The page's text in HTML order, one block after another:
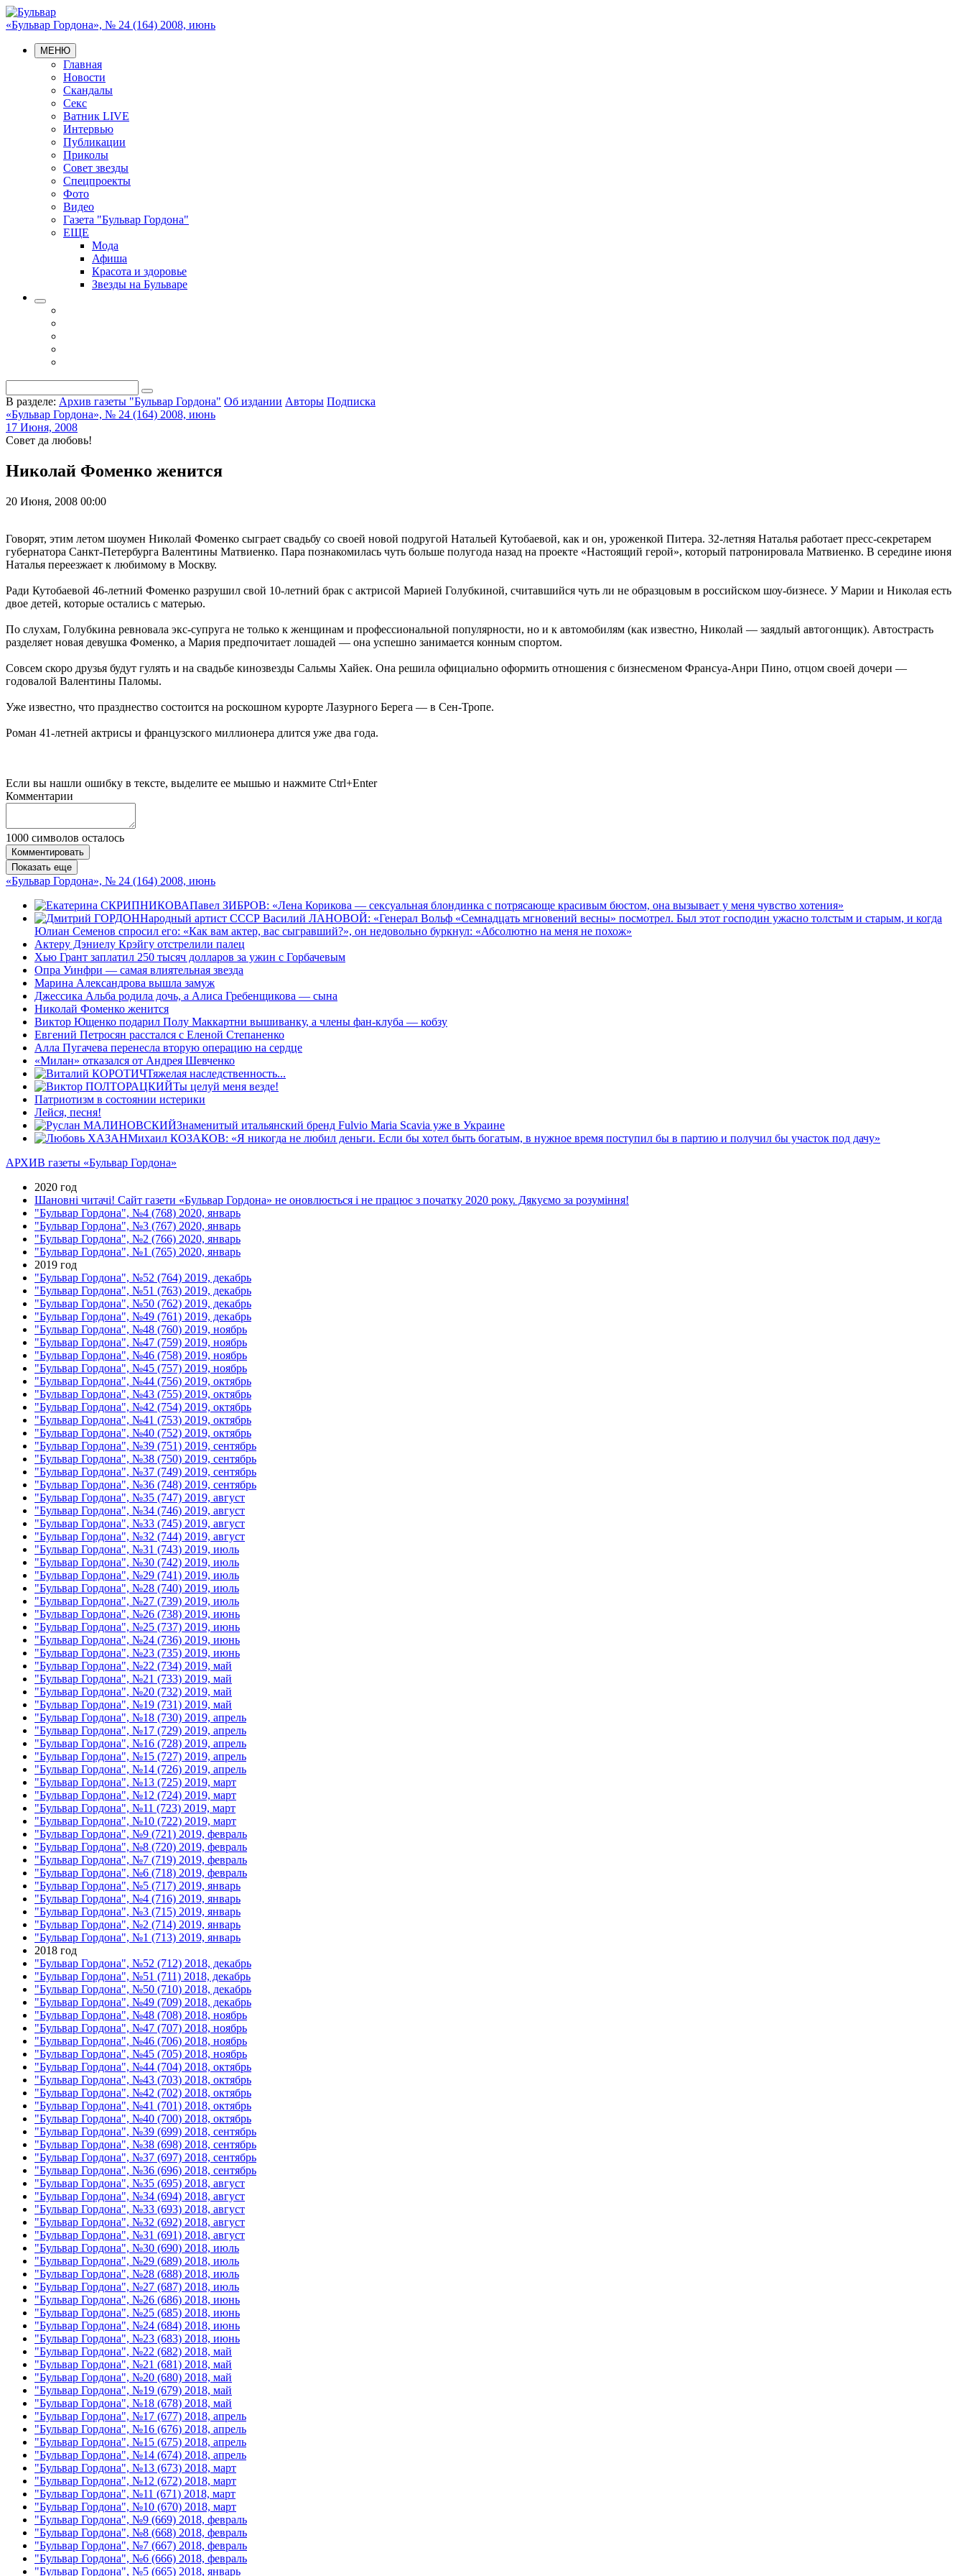
«Бульвар Гордона», № 24 (164) 2008, июнь
МЕНЮ
Главная
Новости
Скандалы
Секс
Ватник LIVE
Интервью
Публикации
Приколы
Совет звезды
Спецпроекты
Фото
Видео
Газета "Бульвар Гордона"
ЕЩЕ
Мода
Афиша
Красота и здоровье
Звезды на Бульваре
В разделе: Архив газеты "Бульвар Гордона" Об издании Авторы Подписка
«Бульвар Гордона», № 24 (164) 2008, июнь
17 Июня, 2008
Совет да любовь!
Николай Фоменко женится
20 Июня, 2008 00:00
Говорят, этим летом шоумен Николай Фоменко сыграет свадьбу со своей новой подругой Натальей Кутобаевой, как и он, уроженкой Питера. 32-летняя Наталья работает пресс-секретарем
губернатора Санкт-Петербурга Валентины Матвиенко. Пара познакомилась чуть больше полугода назад на проекте «Настоящий герой», который патронировала Матвиенко. В середине июня
Наталья переезжает к любимому в Москву.
Ради Кутобаевой 46-летний Фоменко разрушил свой 10-летний брак с актрисой Марией Голубкиной, считавшийся чуть ли не образцовым в российском шоу-бизнесе. У Марии и Николая есть
двое детей, которые остались с матерью.
По слухам, Голубкина ревновала экс-супруга не только к женщинам и профессиональной популярности, но и к автомобилям (как известно, Николай — заядлый автогонщик). Автострасть
разделяет новая девушка Фоменко, а Мария предпочитает лошадей — она успешно занимается конным спортом.
Совсем скоро друзья будут гулять и на свадьбе кинозвезды Сальмы Хайек. Она решила официально оформить отношения с бизнесменом Франсуа-Анри Пино, отцом своей дочери —
годовалой Валентины Паломы.
Уже известно, что празднество состоится на роскошном курорте Лазурного Берега — в Сен-Тропе.
Роман 41-летней актрисы и французского миллионера длится уже два года.
Если вы нашли ошибку в тексте, выделите ее мышью и нажмите Ctrl+Enter
Комментарии
1000 символов осталось
Комментировать
Показать еще
«Бульвар Гордона», № 24 (164) 2008, июнь
Павел ЗИБРОВ: «Лена Корикова — сексуальная блондинка с потрясающе красивым бюстом, она вызывает у меня чувство хотения»
Народный артист СССР Василий ЛАНОВОЙ: «Генерал Вольф «Семнадцать мгновений весны» посмотрел. Был этот господин ужасно толстым и старым, и когда
Юлиан Семенов спросил его: «Как вам актер, вас сыгравший?», он недовольно буркнул: «Абсолютно на меня не похож»
Актеру Дэниелу Крэйгу отстрелили палец
Хью Грант заплатил 250 тысяч долларов за ужин с Горбачевым
Опра Уинфри — самая влиятельная звезда
Марина Александрова вышла замуж
Джессика Альба родила дочь, а Алиса Гребенщикова — сына
Николай Фоменко женится
Виктор Ющенко подарил Полу Маккартни вышиванку, а члены фан-клуба — кобзу
Евгений Петросян раcстался с Еленой Степаненко
Алла Пугачева перенесла вторую операцию на сердце
«Милан» отказался от Андрея Шевченко
Тяжелая наследственность...
Ты целуй меня везде!
Патриотизм в состоянии истерики
Лейся, песня!
Знаменитый итальянский бренд Fulvio Maria Scavia уже в Украине
Михаил КОЗАКОВ: «Я никогда не любил деньги. Если бы хотел быть богатым, в нужное время поступил бы в партию и получил бы участок под дачу»
АРХИВ газеты «Бульвар Гордона»
2020 год
Шановні читачі! Сайт газети «Бульвар Гордона» не оновлюється і не працює з початку 2020 року. Дякуємо за розуміння!
"Бульвар Гордона", №4 (768) 2020, январь
"Бульвар Гордона", №3 (767) 2020, январь
"Бульвар Гордона", №2 (766) 2020, январь
"Бульвар Гордона", №1 (765) 2020, январь
2019 год
"Бульвар Гордона", №52 (764) 2019, декабрь
"Бульвар Гордона", №51 (763) 2019, декабрь
"Бульвар Гордона", №50 (762) 2019, декабрь
"Бульвар Гордона", №49 (761) 2019, декабрь
"Бульвар Гордона", №48 (760) 2019, ноябрь
"Бульвар Гордона", №47 (759) 2019, ноябрь
"Бульвар Гордона", №46 (758) 2019, ноябрь
"Бульвар Гордона", №45 (757) 2019, ноябрь
"Бульвар Гордона", №44 (756) 2019, октябрь
"Бульвар Гордона", №43 (755) 2019, октябрь
"Бульвар Гордона", №42 (754) 2019, октябрь
"Бульвар Гордона", №41 (753) 2019, октябрь
"Бульвар Гордона", №40 (752) 2019, октябрь
"Бульвар Гордона", №39 (751) 2019, сентябрь
"Бульвар Гордона", №38 (750) 2019, сентябрь
"Бульвар Гордона", №37 (749) 2019, сентябрь
"Бульвар Гордона", №36 (748) 2019, сентябрь
"Бульвар Гордона", №35 (747) 2019, август
"Бульвар Гордона", №34 (746) 2019, август
"Бульвар Гордона", №33 (745) 2019, август
"Бульвар Гордона", №32 (744) 2019, август
"Бульвар Гордона", №31 (743) 2019, июль
"Бульвар Гордона", №30 (742) 2019, июль
"Бульвар Гордона", №29 (741) 2019, июль
"Бульвар Гордона", №28 (740) 2019, июль
"Бульвар Гордона", №27 (739) 2019, июль
"Бульвар Гордона", №26 (738) 2019, июнь
"Бульвар Гордона", №25 (737) 2019, июнь
"Бульвар Гордона", №24 (736) 2019, июнь
"Бульвар Гордона", №23 (735) 2019, июнь
"Бульвар Гордона", №22 (734) 2019, май
"Бульвар Гордона", №21 (733) 2019, май
"Бульвар Гордона", №20 (732) 2019, май
"Бульвар Гордона", №19 (731) 2019, май
"Бульвар Гордона", №18 (730) 2019, апрель
"Бульвар Гордона", №17 (729) 2019, апрель
"Бульвар Гордона", №16 (728) 2019, апрель
"Бульвар Гордона", №15 (727) 2019, апрель
"Бульвар Гордона", №14 (726) 2019, апрель
"Бульвар Гордона", №13 (725) 2019, март
"Бульвар Гордона", №12 (724) 2019, март
"Бульвар Гордона", №11 (723) 2019, март
"Бульвар Гордона", №10 (722) 2019, март
"Бульвар Гордона", №9 (721) 2019, февраль
"Бульвар Гордона", №8 (720) 2019, февраль
"Бульвар Гордона", №7 (719) 2019, февраль
"Бульвар Гордона", №6 (718) 2019, февраль
"Бульвар Гордона", №5 (717) 2019, январь
"Бульвар Гордона", №4 (716) 2019, январь
"Бульвар Гордона", №3 (715) 2019, январь
"Бульвар Гордона", №2 (714) 2019, январь
"Бульвар Гордона", №1 (713) 2019, январь
2018 год
"Бульвар Гордона", №52 (712) 2018, декабрь
"Бульвар Гордона", №51 (711) 2018, декабрь
"Бульвар Гордона", №50 (710) 2018, декабрь
"Бульвар Гордона", №49 (709) 2018, декабрь
"Бульвар Гордона", №48 (708) 2018, ноябрь
"Бульвар Гордона", №47 (707) 2018, ноябрь
"Бульвар Гордона", №46 (706) 2018, ноябрь
"Бульвар Гордона", №45 (705) 2018, ноябрь
"Бульвар Гордона", №44 (704) 2018, октябрь
"Бульвар Гордона", №43 (703) 2018, октябрь
"Бульвар Гордона", №42 (702) 2018, октябрь
"Бульвар Гордона", №41 (701) 2018, октябрь
"Бульвар Гордона", №40 (700) 2018, октябрь
"Бульвар Гордона", №39 (699) 2018, сентябрь
"Бульвар Гордона", №38 (698) 2018, сентябрь
"Бульвар Гордона", №37 (697) 2018, сентябрь
"Бульвар Гордона", №36 (696) 2018, сентябрь
"Бульвар Гордона", №35 (695) 2018, август
"Бульвар Гордона", №34 (694) 2018, август
"Бульвар Гордона", №33 (693) 2018, август
"Бульвар Гордона", №32 (692) 2018, август
"Бульвар Гордона", №31 (691) 2018, август
"Бульвар Гордона", №30 (690) 2018, июль
"Бульвар Гордона", №29 (689) 2018, июль
"Бульвар Гордона", №28 (688) 2018, июль
"Бульвар Гордона", №27 (687) 2018, июль
"Бульвар Гордона", №26 (686) 2018, июнь
"Бульвар Гордона", №25 (685) 2018, июнь
"Бульвар Гордона", №24 (684) 2018, июнь
"Бульвар Гордона", №23 (683) 2018, июнь
"Бульвар Гордона", №22 (682) 2018, май
"Бульвар Гордона", №21 (681) 2018, май
"Бульвар Гордона", №20 (680) 2018, май
"Бульвар Гордона", №19 (679) 2018, май
"Бульвар Гордона", №18 (678) 2018, май
"Бульвар Гордона", №17 (677) 2018, апрель
"Бульвар Гордона", №16 (676) 2018, апрель
"Бульвар Гордона", №15 (675) 2018, апрель
"Бульвар Гордона", №14 (674) 2018, апрель
"Бульвар Гордона", №13 (673) 2018, март
"Бульвар Гордона", №12 (672) 2018, март
"Бульвар Гордона", №11 (671) 2018, март
"Бульвар Гордона", №10 (670) 2018, март
"Бульвар Гордона", №9 (669) 2018, февраль
"Бульвар Гордона", №8 (668) 2018, февраль
"Бульвар Гордона", №7 (667) 2018, февраль
"Бульвар Гордона", №6 (666) 2018, февраль
"Бульвар Гордона", №5 (665) 2018, январь